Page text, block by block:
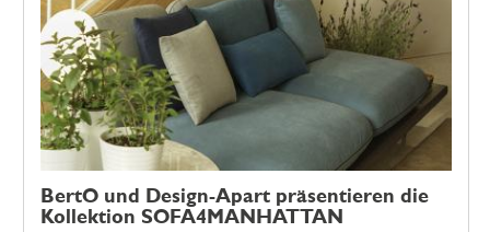
BertO und Design-Apart präsentieren die
Kollektion SOFA4MANHATTAN